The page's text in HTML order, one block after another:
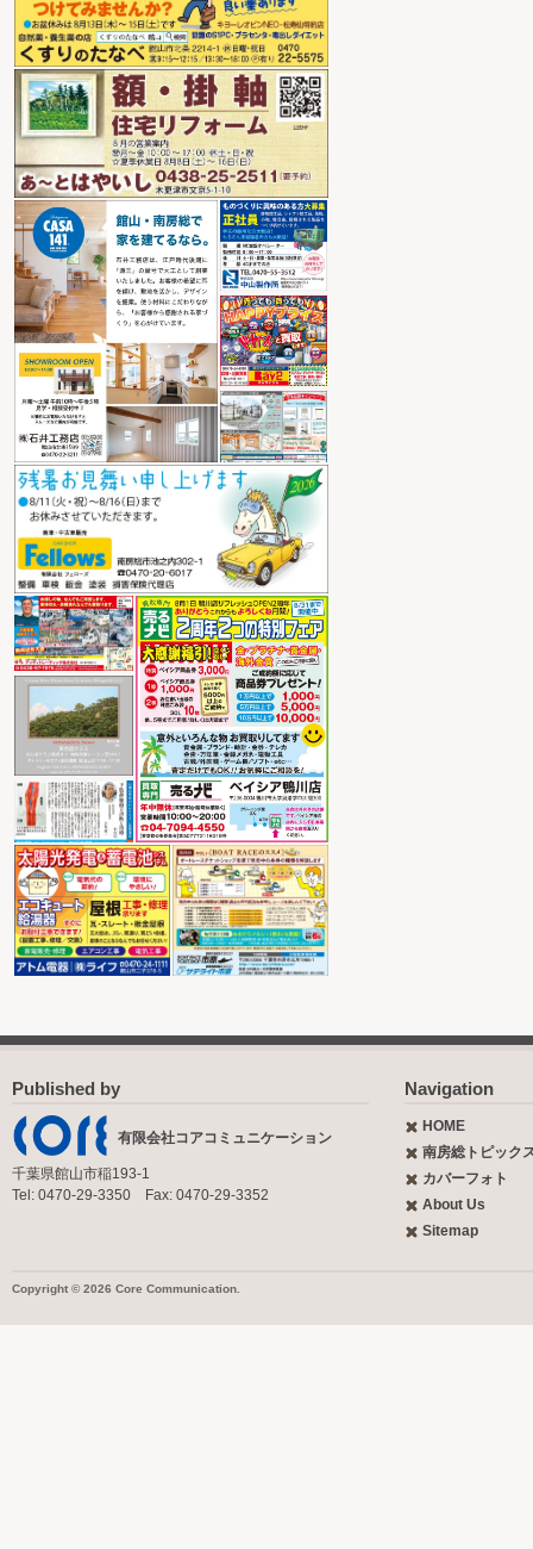
Published by
有限会社コアコミュニケーション
千葉県館山市稲193-1
Tel: 0470-29-3350 Fax: 0470-29-3352
Navigation
HOME
南房総トピック
カバーフォト
About Us
Sitemap
Copyright © 2026 Core Communication.